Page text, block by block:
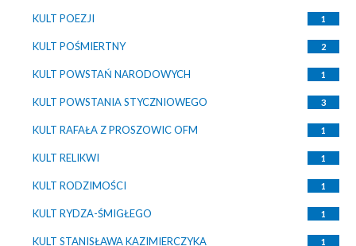
KULT POEZJI 1
KULT POŚMIERTNY 2
KULT POWSTAŃ NARODOWYCH 1
KULT POWSTANIA STYCZNIOWEGO 3
KULT RAFAŁA Z PROSZOWIC OFM 1
KULT RELIKWI 1
KULT RODZIMOŚCI 1
KULT RYDZA-ŚMIGŁEGO 1
KULT STANISŁAWA KAZIMIERCZYKA 1